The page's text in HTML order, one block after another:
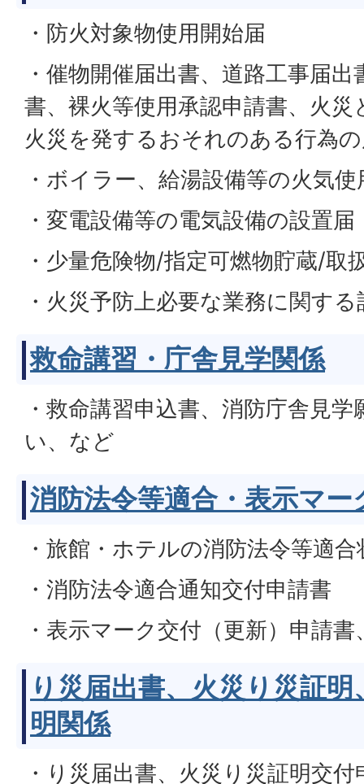
・防火対象物使用開始届
・催物開催届出書、道路工事届
書、裸火等使用承認申請書、火
火災を発するおそれのある行為
・ボイラー、給湯設備等の火気
・変電設備等の電気設備の設置
・少量危険物/指定可燃物貯蔵/取
・火災予防上必要な業務に関す
救命講習・庁舎見学関係
・救命講習申込書、消防庁舎見
い、など
消防法令等適合・表示マー
・旅館・ホテルの消防法令等適
・消防法令適合通知交付申請書
・表示マーク交付（更新）申請書
り災届出書、火災り災証
明関係
・り災届出書、火災り災証明交